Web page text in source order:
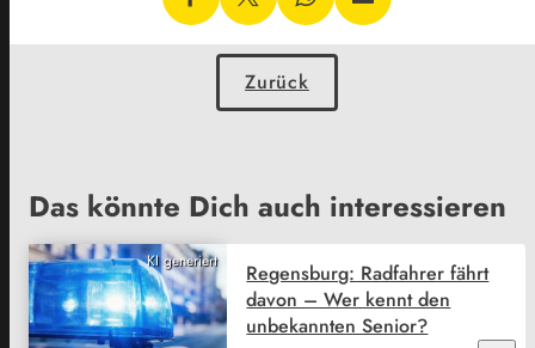
Zurück
Das könnte Dich auch interessieren
KI generiert
Regensburg: Radfahrer fährt
davon – Wer kennt den
unbekannten Senior?